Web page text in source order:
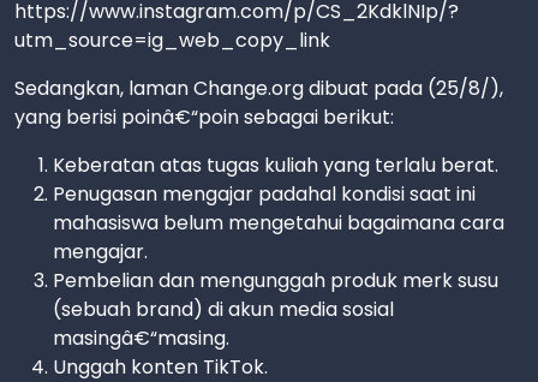
https://www.instagram.com/p/CS_2KdklNIp/?
utm_source=ig_web_copy_link
Sedangkan, laman Change.org dibuat pada (25/8/),
yang berisi poinâ€“poin sebagai berikut:
Keberatan atas tugas kuliah yang terlalu berat.
Penugasan mengajar padahal kondisi saat ini
mahasiswa belum mengetahui bagaimana cara
mengajar.
Pembelian dan mengunggah produk merk susu
(sebuah brand) di akun media sosial
masingâ€“masing.
Unggah konten TikTok.